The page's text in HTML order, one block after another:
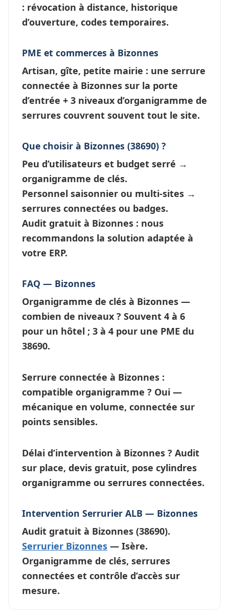
: révocation à distance, historique
d’ouverture, codes temporaires.
PME et commerces à Bizonnes
Artisan, gîte, petite mairie : une serrure
connectée à Bizonnes sur la porte
d’entrée + 3 niveaux d’organigramme de
serrures couvrent souvent tout le site.
Que choisir à Bizonnes (38690) ?
Peu d’utilisateurs et budget serré →
organigramme de clés.
Personnel saisonnier ou multi-sites →
serrures connectées ou badges.
Audit gratuit à Bizonnes : nous
recommandons la solution adaptée à
votre ERP.
FAQ — Bizonnes
Organigramme de clés à Bizonnes —
combien de niveaux ? Souvent 4 à 6
pour un hôtel ; 3 à 4 pour une PME du
38690.
Serrure connectée à Bizonnes :
compatible organigramme ? Oui —
mécanique en volume, connectée sur
points sensibles.
Délai d’intervention à Bizonnes ? Audit
sur place, devis gratuit, pose cylindres
organigramme ou serrures connectées.
Intervention Serrurier ALB — Bizonnes
Audit gratuit à Bizonnes (38690).
Serrurier Bizonnes — Isère.
Organigramme de clés, serrures
connectées et contrôle d’accès sur
mesure.